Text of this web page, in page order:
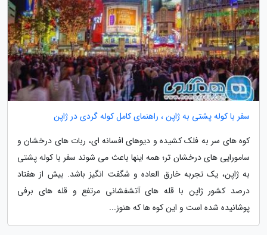
سفر با کوله پشتی به ژاپن ، راهنمای کامل کوله گردی در ژاپن
کوه های سر به فلک کشیده و دیوهای افسانه ای، ربات های درخشان و
سامورایی های درخشان تر؛ همه اینها باعث می شوند سفر با کوله پشتی
به ژاپن، یک تجربه خارق العاده و شگفت انگیز باشد. بیش از هفتاد
درصد کشور ژاپن با قله های آتشفشانی مرتفع و قله های برفی
پوشانیده شده است و این کوه ها که هنوز...